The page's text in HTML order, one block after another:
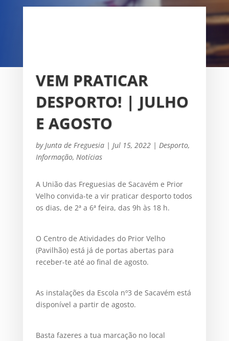
OS
VEM PRATICAR
DESPORTO! | JULHO
E AGOSTO
by Junta de Freguesia| Jul 15, 2022| Desporto,
Informação, Notícias
A União das Freguesias de Sacavém e Prior
Velho convida-te a vir praticar desporto todos
os dias, de 2ª a 6ª feira, das 9h às 18 h.
O Centro de Atividades do Prior Velho
(Pavilhão) está já de portas abertas para
receber-te até ao final de agosto.
As instalações da Escola nº3 de Sacavém está
disponível a partir de agosto.
Basta fazeres a tua marcação no local